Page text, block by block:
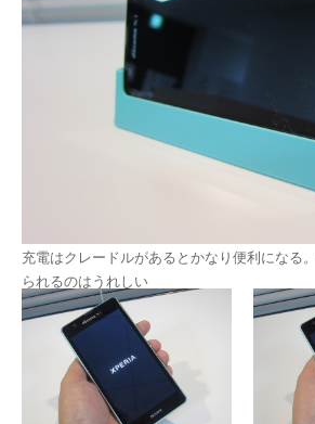
充電はクレードルがあるとかなり便利になる
られるのはうれしい